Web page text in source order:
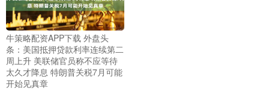
牛策略配资APP下载 外盘头
条：美国抵押贷款利率连续第二
周上升 美联储官员称不应等待
太久才降息 特朗普关税7月可能
开始见真章